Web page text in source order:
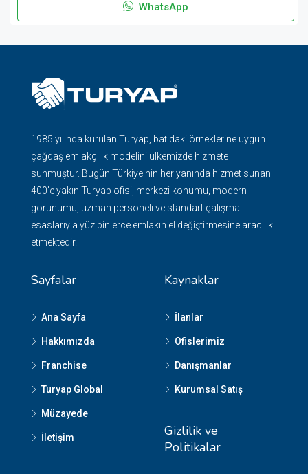
WhatsApp
1985 yılında kurulan Turyap, batıdaki örneklerine uygun
çağdaş emlakçılık modelini ülkemizde hizmete
sunmuştur. Bugün Türkiye'nin her yanında hizmet sunan
400'e yakın Turyap ofisi, merkezi konumu, modern
görünümü, uzman personeli ve standart çalışma
esaslarıyla yüz binlerce emlakın el değiştirmesine aracılık
etmektedir.
Sayfalar
Ana Sayfa
Hakkımızda
Franchise
Turyap Global
Müzayede
İletişim
Kaynaklar
İlanlar
Ofislerimiz
Danışmanlar
Kurumsal Satış
Gizlilik ve
Politikalar